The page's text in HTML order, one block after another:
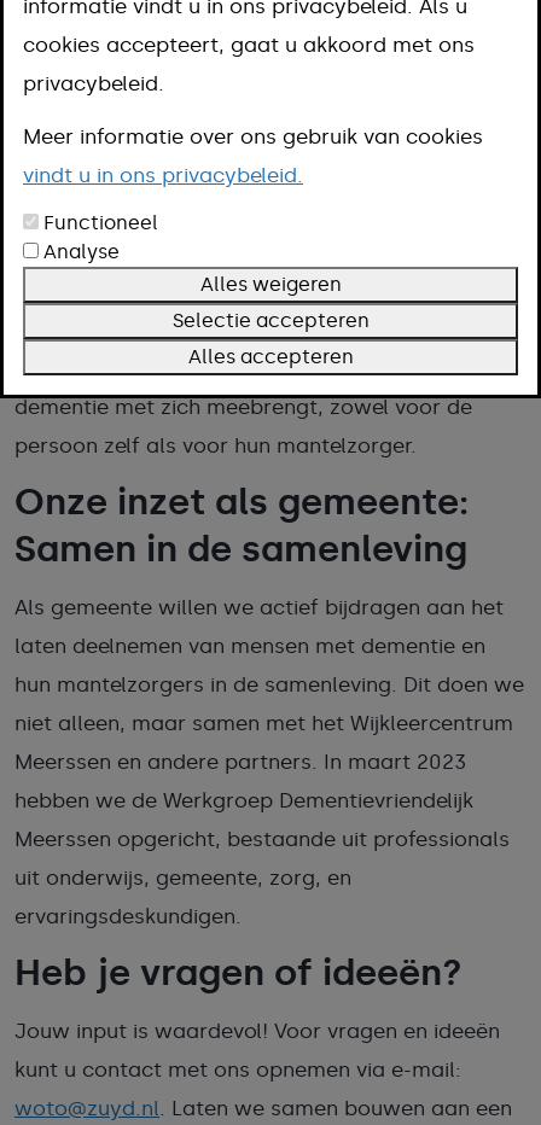
Om deze groeiende uitdaging het
hoofd te bieden, is het van groot
gemeente Meerssen
dementievriendelijk(er) worden.
Een dementievriendelijke gemeente betekent dat
we rekening houden met de behoeften en
mogelijkheden van mensen met dementie.
Daarnaast hebben we oog voor de gevolgen die
dementie met zich meebrengt, zowel voor de
persoon zelf als voor hun mantelzorger.
Onze inzet als gemeente:
Samen in de samenleving
Als gemeente willen we actief bijdragen aan het
laten deelnemen van mensen met dementie en
hun mantelzorgers in de samenleving. Dit doen we
niet alleen, maar samen met het Wijkleercentrum
Meerssen en andere partners. In maart 2023
hebben we de Werkgroep Dementievriendelijk
Meerssen opgericht, bestaande uit professionals
uit onderwijs, gemeente, zorg, en
ervaringsdeskundigen.
Heb je vragen of ideeën?
Jouw input is waardevol! Voor vragen en ideeën
kunt u contact met ons opnemen via e-mail:
woto@zuyd.nl. Laten we samen bouwen aan een
informatie vindt u in ons privacybeleid. Als u
cookies accepteert, gaat u akkoord met ons
privacybeleid.
Meer informatie over ons gebruik van cookies
vindt u in ons privacybeleid.
Functioneel
Analyse
Alles weigeren
Selectie accepteren
Alles accepteren